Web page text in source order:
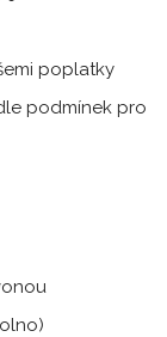
poplatky
podmínek pro